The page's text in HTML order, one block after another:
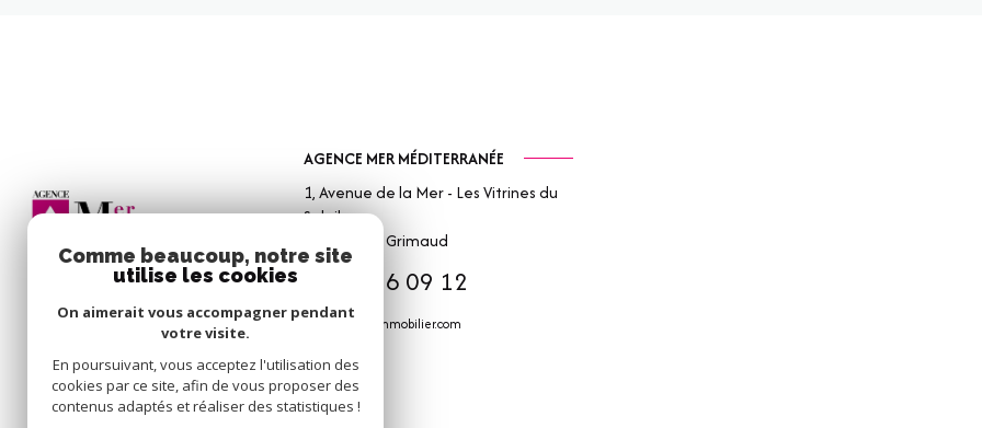
AGENCE MER MÉDITERRANÉE
1, Avenue de la Mer - Les Vitrines du
Soleil
Port Grimaud
04 94 56 09 12
info@amm-immobilier.com
Comme beaucoup, notre site
utilise les cookies
On aimerait vous accompagner pendant
votre visite.
En poursuivant, vous acceptez l'utilisation des
cookies par ce site, afin de vous proposer des
contenus adaptés et réaliser des statistiques !